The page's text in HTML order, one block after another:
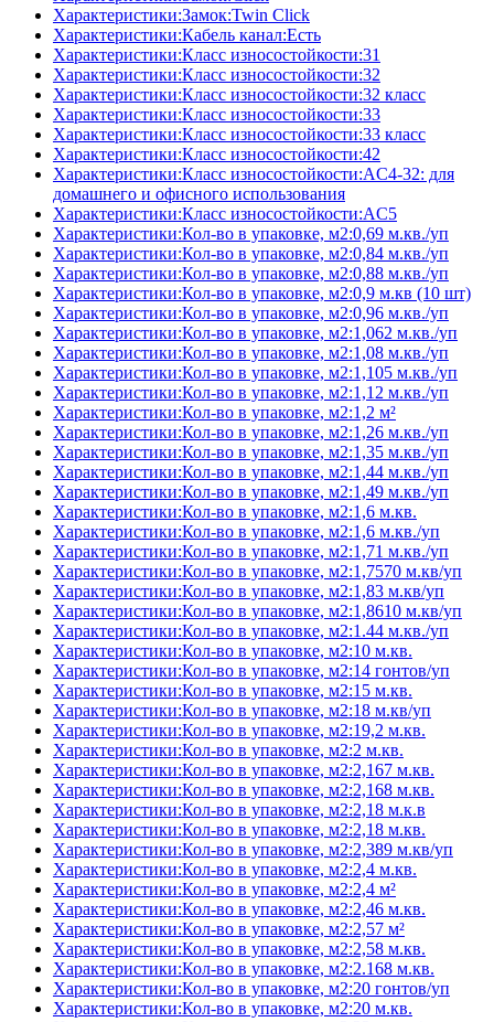
Характеристики:Замок:Twin Click
Характеристики:Кабель канал:Есть
Характеристики:Класс износостойкости:31
Характеристики:Класс износостойкости:32
Характеристики:Класс износостойкости:32 класс
Характеристики:Класс износостойкости:33
Характеристики:Класс износостойкости:33 класс
Характеристики:Класс износостойкости:42
Характеристики:Класс износостойкости:AC4-32: для
домашнего и офисного использования
Характеристики:Класс износостойкости:AC5
Характеристики:Кол-во в упаковке, м2:0,69 м.кв./уп
Характеристики:Кол-во в упаковке, м2:0,84 м.кв./уп
Характеристики:Кол-во в упаковке, м2:0,88 м.кв./уп
Характеристики:Кол-во в упаковке, м2:0,9 м.кв (10 шт)
Характеристики:Кол-во в упаковке, м2:0,96 м.кв./уп
Характеристики:Кол-во в упаковке, м2:1,062 м.кв./уп
Характеристики:Кол-во в упаковке, м2:1,08 м.кв./уп
Характеристики:Кол-во в упаковке, м2:1,105 м.кв./уп
Характеристики:Кол-во в упаковке, м2:1,12 м.кв./уп
Характеристики:Кол-во в упаковке, м2:1,2 м²
Характеристики:Кол-во в упаковке, м2:1,26 м.кв./уп
Характеристики:Кол-во в упаковке, м2:1,35 м.кв./уп
Характеристики:Кол-во в упаковке, м2:1,44 м.кв./уп
Характеристики:Кол-во в упаковке, м2:1,49 м.кв./уп
Характеристики:Кол-во в упаковке, м2:1,6 м.кв.
Характеристики:Кол-во в упаковке, м2:1,6 м.кв./уп
Характеристики:Кол-во в упаковке, м2:1,71 м.кв./уп
Характеристики:Кол-во в упаковке, м2:1,7570 м.кв/уп
Характеристики:Кол-во в упаковке, м2:1,83 м.кв/уп
Характеристики:Кол-во в упаковке, м2:1,8610 м.кв/уп
Характеристики:Кол-во в упаковке, м2:1.44 м.кв./уп
Характеристики:Кол-во в упаковке, м2:10 м.кв.
Характеристики:Кол-во в упаковке, м2:14 гонтов/уп
Характеристики:Кол-во в упаковке, м2:15 м.кв.
Характеристики:Кол-во в упаковке, м2:18 м.кв/уп
Характеристики:Кол-во в упаковке, м2:19,2 м.кв.
Характеристики:Кол-во в упаковке, м2:2 м.кв.
Характеристики:Кол-во в упаковке, м2:2,167 м.кв.
Характеристики:Кол-во в упаковке, м2:2,168 м.кв.
Характеристики:Кол-во в упаковке, м2:2,18 м.к.в
Характеристики:Кол-во в упаковке, м2:2,18 м.кв.
Характеристики:Кол-во в упаковке, м2:2,389 м.кв/уп
Характеристики:Кол-во в упаковке, м2:2,4 м.кв.
Характеристики:Кол-во в упаковке, м2:2,4 м²
Характеристики:Кол-во в упаковке, м2:2,46 м.кв.
Характеристики:Кол-во в упаковке, м2:2,57 м²
Характеристики:Кол-во в упаковке, м2:2,58 м.кв.
Характеристики:Кол-во в упаковке, м2:2.168 м.кв.
Характеристики:Кол-во в упаковке, м2:20 гонтов/уп
Характеристики:Кол-во в упаковке, м2:20 м.кв.